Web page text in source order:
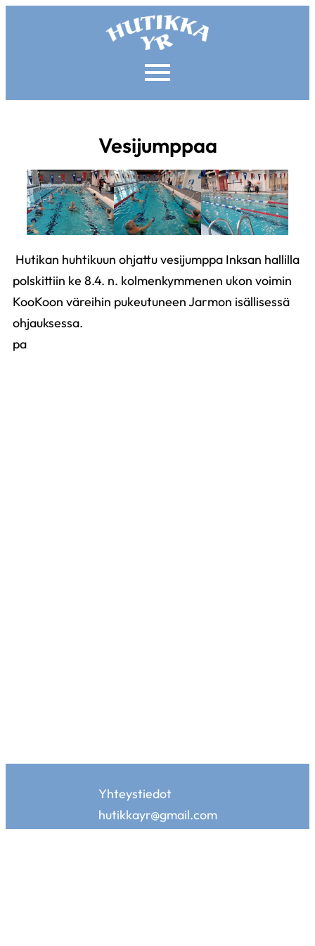
Vesijumppaa
Hutikan huhtikuun ohjattu vesijumppa Inksan hallilla
polskittiin ke 8.4. n. kolmenkymmenen ukon voimin
KooKoon väreihin pukeutuneen Jarmon isällisessä
ohjauksessa.
pa
Yhteystiedot
hutikkayr@gmail.com